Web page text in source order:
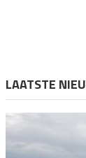
LAATSTE